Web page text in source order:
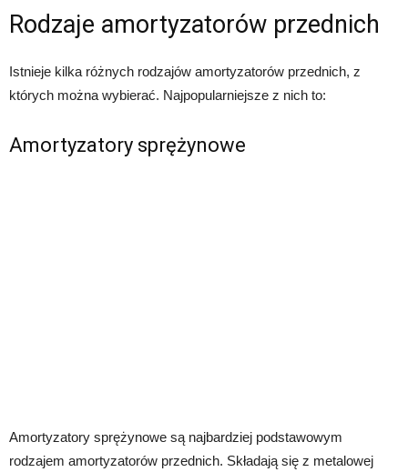
Rodzaje amortyzatorów przednich
Istnieje kilka różnych rodzajów amortyzatorów przednich, z
których można wybierać. Najpopularniejsze z nich to:
Amortyzatory sprężynowe
Amortyzatory sprężynowe są najbardziej podstawowym
rodzajem amortyzatorów przednich. Składają się z metalowej